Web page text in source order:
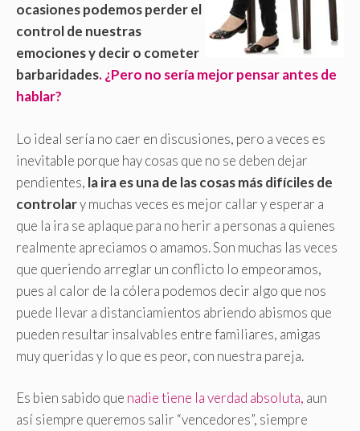
ocasiones podemos perder el
control de nuestras
emociones y decir o cometer
barbaridades. ¿Pero no sería mejor pensar antes de
hablar?
Lo ideal sería no caer en discusiones, pero a veces es
inevitable porque hay cosas que no se deben dejar
pendientes, la ira es una de las cosas más difíciles de
controlary muchas veces es mejor callar y esperar a
que la ira se aplaque para no herir a personas a quienes
realmente apreciamos o amamos. Son muchas las veces
que queriendo arreglar un conflicto lo empeoramos,
pues al calor de la cólera podemos decir algo que nos
puede llevar a distanciamientos abriendo abismos que
pueden resultar insalvables entre familiares, amigas
muy queridas y lo que es peor, con nuestra pareja.
Es bien sabido que nadie tiene la verdad absoluta, aun
así siempre queremos salir “vencedores”, siempre